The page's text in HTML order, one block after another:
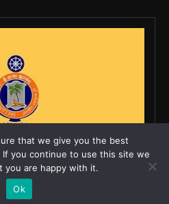
that we give you the best
you continue to use this site we
you are happy with it.
Ok